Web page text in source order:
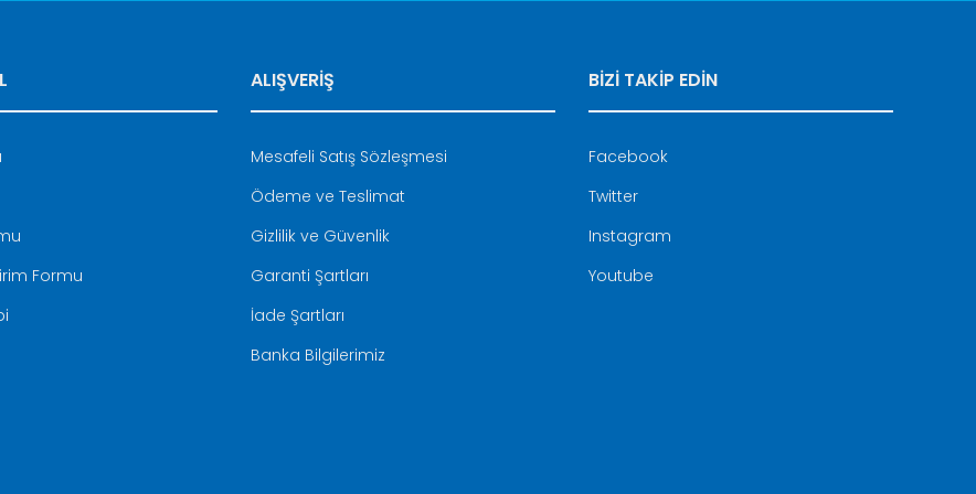
Gönder
Formu
ALIŞVERİŞ
Mesafeli Satış Sözleşmesi
Ödeme ve Teslimat
Gizlilik ve Güvenlik
Garanti Şartları
İade Şartları
Banka Bilgilerimiz
BİZİ TAKİP EDİN
Facebook
Twitter
Instagram
Youtube